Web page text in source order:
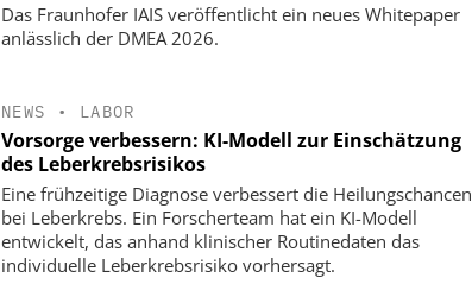
Das Fraunhofer IAIS veröffentlicht ein neues Whitepaper
anlässlich der DMEA 2026.
NEWS • LABOR
Vorsorge verbessern: KI-Modell zur Einschätzung
des Leberkrebsrisikos
Eine frühzeitige Diagnose verbessert die Heilungschancen
bei Leberkrebs. Ein Forscherteam hat ein KI-Modell
entwickelt, das anhand klinischer Routinedaten das
individuelle Leberkrebsrisiko vorhersagt.